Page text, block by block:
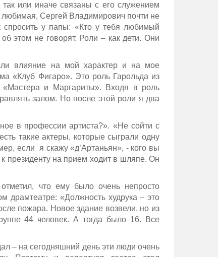
или иначе связаны с его служением
любимая, Сергей Владимирович почти не
спросить у папы: «Кто у тебя любимый
этом не говорят. Роли – как дети. Они
влияние на мой характер и на мое
«Клуб Фигаро». Это роль Гарольда из
и Маргариты». Входя в роль
залом. Но после этой роли я два
в профессии артиста?». «Не сойти с
такие актеры, которые сыграли одну
если я скажу «д’Артаньян», - кого вы
президенту на прием ходит в шляпе. Он
что ему было очень непросто
драмтеатре: «Должность худрука – это
пожара. Новое здание возвели, но из
44 человек. А тогда было 16. Все
– на сегодняшний день эти люди очень